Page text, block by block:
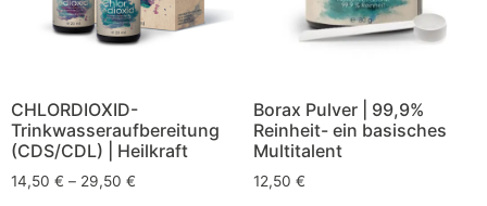
CHLORDIOXID-
Trinkwasseraufbereitung
(CDS/CDL) | Heilkraft
14,50 € – 29,50 €
Borax Pulver | 99,9%
Reinheit- ein basisches
Multitalent
12,50 €